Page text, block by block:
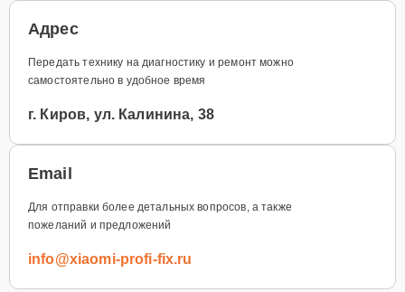
Адрес
Передать технику на диагностику и ремонт можно
самостоятельно в удобное время
г. Киров, ул. Калинина, 38
Email
Для отправки более детальных вопросов, а также
пожеланий и предложений
info@xiaomi-profi-fix.ru